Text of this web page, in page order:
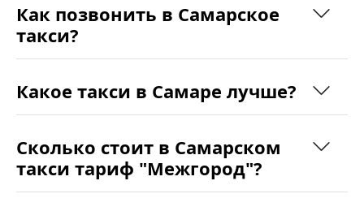
Как позвонить в Самарское
такси?
Какое такси в Самаре лучше?
Сколько стоит в Самарском
такси тариф "Межгород"?